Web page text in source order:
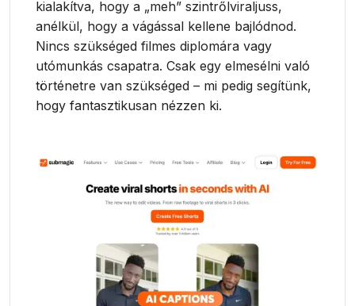
kialakítva, hogy a „meh” szintrőlviraljuss,
anélkül, hogy a vágással kellene bajlódnod.
Nincs szükséged filmes diplomára vagy
utómunkás csapatra. Csak egy elmesélni való
történetre van szükséged – mi pedig segítünk,
hogy fantasztikusan nézzen ki.